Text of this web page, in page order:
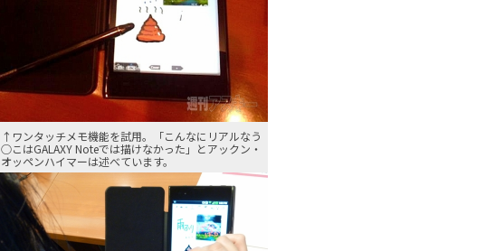
↑ワンタッチメモ機能を試用。「こんなにリアルなう
○こはGALAXY Noteでは描けなかった」とアックン・
オッペンハイマーは述べています。